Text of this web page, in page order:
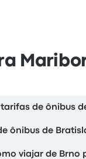
tarifas de ônibus
ônibus de
viajar de Brno